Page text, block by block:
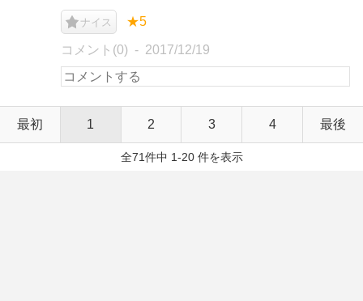
ナイス ★5
コメント(0) 2017/12/19
最初 1 2 3 4 最後
全71件中 1-20 件を表示